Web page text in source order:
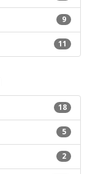
9
11
18
5
2